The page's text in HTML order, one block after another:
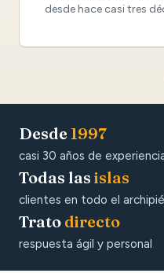
desde hace casi tres
Desde 1997
casi 30 años de
Todas las islas
clientes en todo el
Trato directo
respuesta ágil y personal